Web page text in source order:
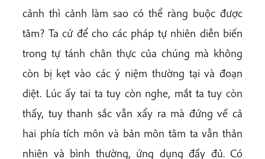
cảnh thì cảnh làm sao có thể ràng buộc được
tâm? Ta cứ để cho các pháp tự nhiên diễn biến
trong tự tánh chân thực của chúng mà không
còn bị kẹt vào các ý niệm thường tại và đoạn
diệt. Lúc ấy tai ta tuy còn nghe, mắt ta tuy còn
thấy, tuy thanh sắc vẫn xẩy ra mà đứng về cả
hai phía tích môn và bản môn tâm ta vẫn thản
nhiên và bình thường, ứng dụng đầy đủ. Có